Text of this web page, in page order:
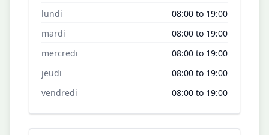
lundi
08:00 to 19:00
mardi
08:00 to 19:00
mercredi
08:00 to 19:00
jeudi
08:00 to 19:00
vendredi
08:00 to 19:00